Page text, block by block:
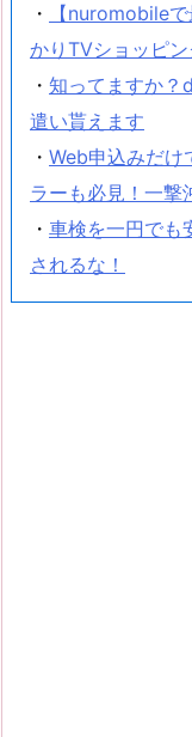
・
【nuromobile
かりTVショッピ
・ 知ってますか？
遣い貰えます
・ Web申込みだけ
ラーも必見！一撃
・ 車検を一円で
されるな！